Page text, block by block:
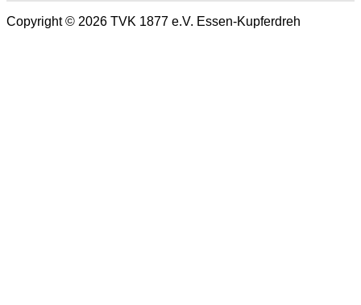
Copyright © 2026 TVK 1877 e.V. Essen-Kupferdreh